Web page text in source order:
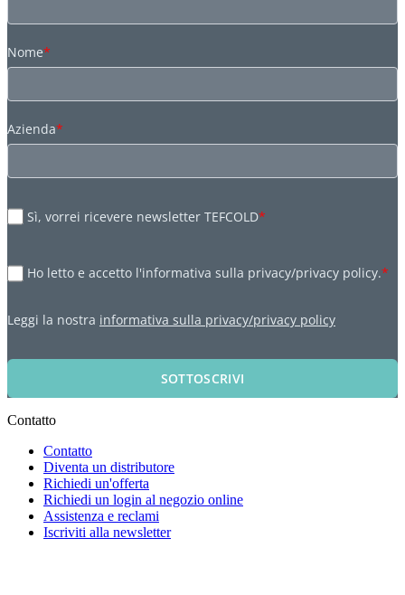
Nome*
Azienda*
Sì, vorrei ricevere newsletter TEFCOLD*
Ho letto e accetto l'informativa sulla privacy/privacy policy.*
Leggi la nostra informativa sulla privacy/privacy policy
SOTTOSCRIVI
Contatto
Contatto
Diventa un distributore
Richiedi un'offerta
Richiedi un login al negozio online
Assistenza e reclami
Iscriviti alla newsletter